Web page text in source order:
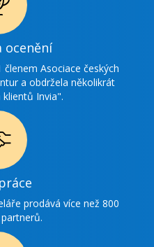
ocenění
Asociace českých
a obdržela několikrát
Invia".
Ikonka
prodává více než 800